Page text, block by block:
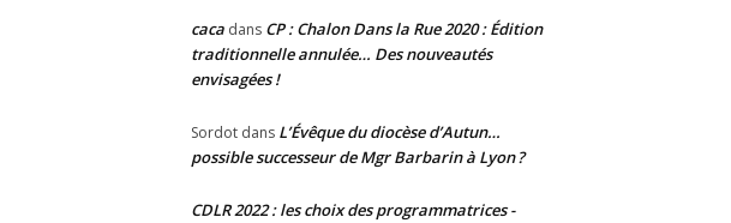
caca dans CP : Chalon Dans la Rue 2020 : Édition
traditionnelle annulée… Des nouveautés
envisagées !
Sordot dans L’Évêque du diocèse d’Autun…
possible successeur de Mgr Barbarin à Lyon ?
CDLR 2022 : les choix des programmatrices -